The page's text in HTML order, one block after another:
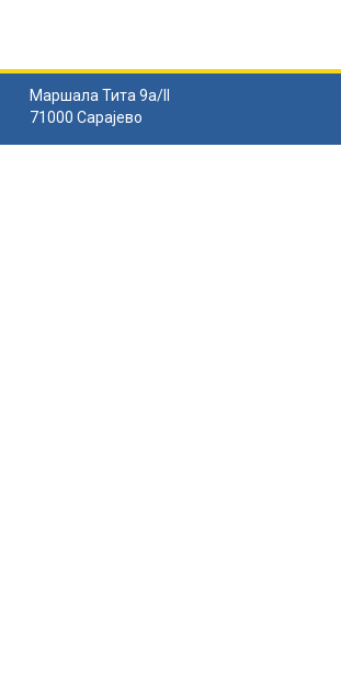
Маршала Тита 9а/II
71000 Сарајево